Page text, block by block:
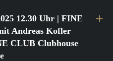
12.30 Uhr | FINE
Andreas Kofler
CLUB Clubhouse